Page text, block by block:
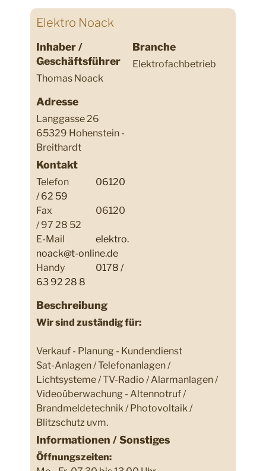
Elektro Noack
Inhaber /
Geschäftsführer
Thomas Noack
Branche
Elektrofachbetrieb
Adresse
Langgasse 26
65329 Hohenstein -
Breithardt
Kontakt
Telefon
06120
/ 62 59
Fax
06120
/ 97 28 52
E-Mail
elektro.
noack@t-online.de
Handy
0178 /
63 92 28 8
Beschreibung
Wir sind zuständig für:
Verkauf - Planung - Kundendienst
Sat-Anlagen / Telefonanlagen /
Lichtsysteme / TV-Radio / Alarmanlagen /
Videoüberwachung - Altennotruf /
Brandmeldetechnik / Photovoltaik /
Blitzschutz uvm.
Informationen / Sonstiges
Öffnungszeiten: